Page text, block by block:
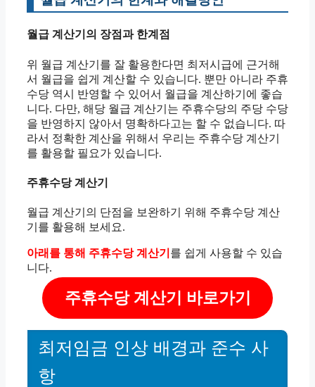
월급 계산기의 장점과 한계점
위 월급 계산기를 잘 활용한다면 최저시급에 근거해
서 월급을 쉽게 계산할 수 있습니다. 뿐만 아니라 주휴
수당 역시 반영할 수 있어서 월급을 계산하기에 좋습
니다. 다만, 해당 월급 계산기는 주휴수당의 주당 수당
을 반영하지 않아서 명확하다고는 할 수 없습니다. 따
라서 정확한 계산을 위해서 우리는 주휴수당 계산기
를 활용할 필요가 있습니다.
주휴수당 계산기
월급 계산기의 단점을 보완하기 위해 주휴수당 계산
기를 활용해 보세요.
아래를 통해 주휴수당 계산기 를 쉽게 사용할 수 있습
니다.
주휴수당 계산기 바로가기
최저임금 인상 배경과 준수 사
항